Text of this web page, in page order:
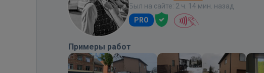
Был на сайте: 2 ч. 14 мин. назад
PRO
Примеры работ